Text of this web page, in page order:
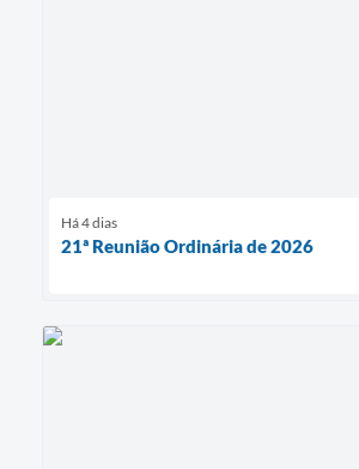
Há 4 dias
21ª Reunião Ordinária de 2026